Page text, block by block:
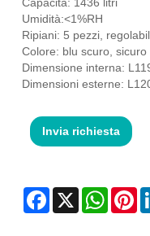
Umidità:<1%RH
Ripiani: 5 pezzi,
Colore: blu scuro, sicuro
Dimensione interna:
Dimensioni esterne:
Invia richiesta
Facebook
X